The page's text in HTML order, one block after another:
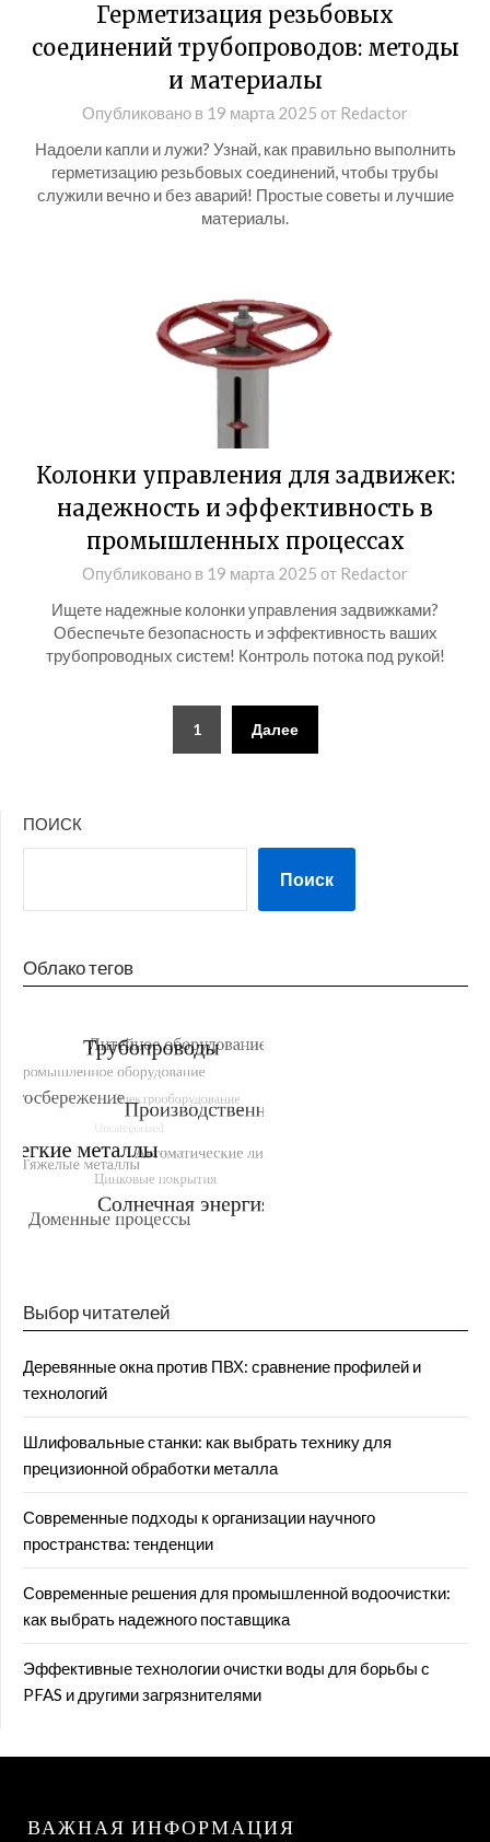
Герметизация резьбовых
соединений трубопроводов: методы
и материалы
Опубликовано в 19 марта 2025 от Redactor
Надоели капли и лужи? Узнай, как правильно выполнить
герметизацию резьбовых соединений, чтобы трубы
служили вечно и без аварий! Простые советы и лучшие
материалы.
Колонки управления для задвижек:
надежность и эффективность в
промышленных процессах
Опубликовано в 19 марта 2025 от Redactor
Ищете надежные колонки управления задвижками?
Обеспечьте безопасность и эффективность ваших
трубопроводных систем! Контроль потока под рукой!
1 Далее
ПОИСК
Поиск
Облако тегов
Выбор читателей
Деревянные окна против ПВХ: сравнение профилей и
технологий
Шлифовальные станки: как выбрать технику для
прецизионной обработки металла
Современные подходы к организации научного
пространства: тенденции
Современные решения для промышленной водоочистки:
как выбрать надежного поставщика
Эффективные технологии очистки воды для борьбы с
PFAS и другими загрязнителями
ВАЖНАЯ ИНФОРМАЦИЯ